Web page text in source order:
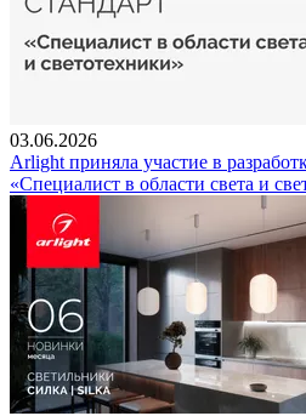
03.06.2026
Arlight приняла участие в
«Специалист в области света и